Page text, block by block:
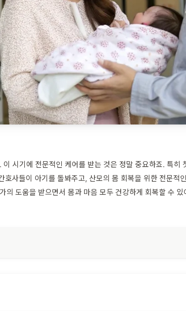
시기에 전문적인 케어를 받는 것은 정말 중요하죠. 특
사들이 아기를 돌봐주고, 산모의 몸 회복을 위한 전문
도움을 받으면서 몸과 마음 모두 건강하게 회복할 수